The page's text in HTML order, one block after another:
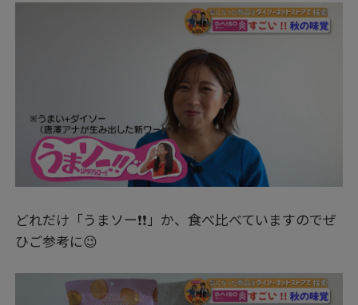
どれだけ「うまソー❗❗」か、食べ比べていますのでぜ
ひご参考に😉